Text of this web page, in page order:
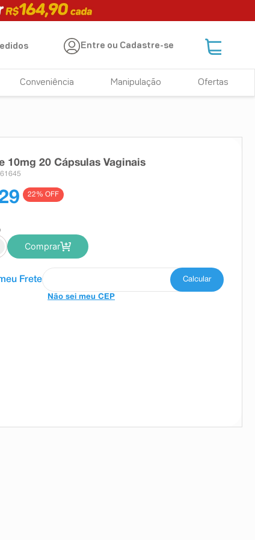
Entre ou Cadastre-se
Conveniência Manipulação Ofertas
10mg 20 Cápsulas Vaginais
22% OFF
Comprar
Não sei meu CEP